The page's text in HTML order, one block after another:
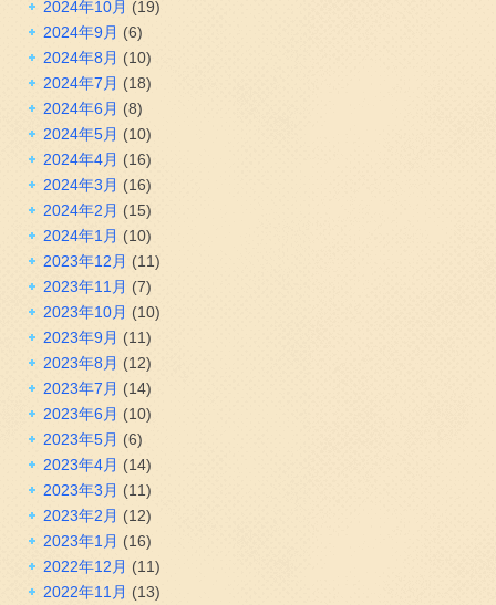
2024年10月 (19)
2024年9月 (6)
2024年8月 (10)
2024年7月 (18)
2024年6月 (8)
2024年5月 (10)
2024年4月 (16)
2024年3月 (16)
2024年2月 (15)
2024年1月 (10)
2023年12月 (11)
2023年11月 (7)
2023年10月 (10)
2023年9月 (11)
2023年8月 (12)
2023年7月 (14)
2023年6月 (10)
2023年5月 (6)
2023年4月 (14)
2023年3月 (11)
2023年2月 (12)
2023年1月 (16)
2022年12月 (11)
2022年11月 (13)